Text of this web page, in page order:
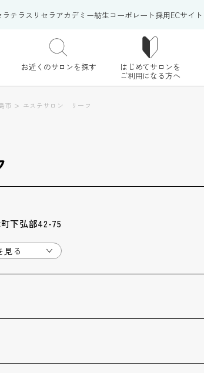
ラテラス リセラアカデミー紡生コーポレート採用ECサイト
お近くのサロンを探す はじめてサロンを
ご利用になる方へ
市 > エステサロン リーフ
下弘部42-75
見る